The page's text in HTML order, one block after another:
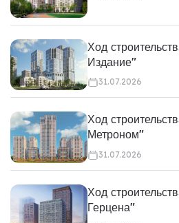
Ход
Издание"
31.07.2026
Ход
Метроном"
31.07.2026
Ход
Герцена"